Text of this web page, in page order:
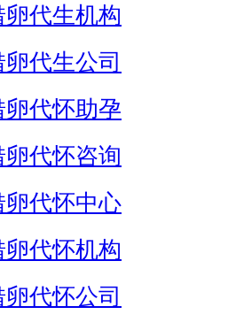
代生机构
代生公司
卵代怀助孕
代怀咨询
卵代怀中心
代怀机构
代怀公司